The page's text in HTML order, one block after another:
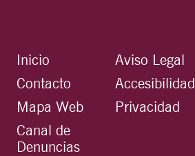
Inicio
Contacto
Mapa Web
Canal de
Denuncias
Aviso Legal
Accesibilidad
Privacidad